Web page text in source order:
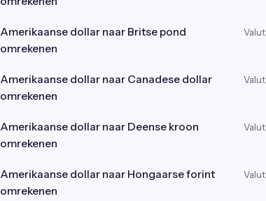
Amerikaanse dollar naar Britse pond
omrekenen
Amerikaanse dollar naar Canadese dollar
omrekenen
Amerikaanse dollar naar Deense kroon
omrekenen
Amerikaanse dollar naar Hongaarse forint
omrekenen